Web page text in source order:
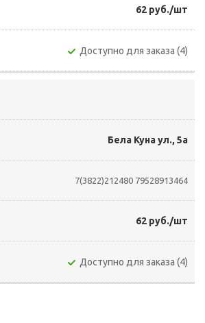
62 руб./шт
Доступно для заказа (4)
Бела Куна ул., 5а
7(3822)212480 79528913464
62 руб./шт
Доступно для заказа (4)